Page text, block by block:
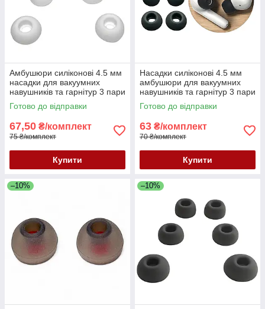
Амбушюри силіконові 4.5 мм
насадки для вакуумних
навушників та гарнітур 3 пари
розмір S/M/L білі
Готово до відправки
67,50 ₴/комплект
75 ₴/комплект
Купити
Насадки силіконові 4.5 мм
амбушюри для вакуумних
навушників та гарнітур 3 пари
розмір S/M/L чорні
Готово до відправки
63 ₴/комплект
70 ₴/комплект
Купити
–10% –10%